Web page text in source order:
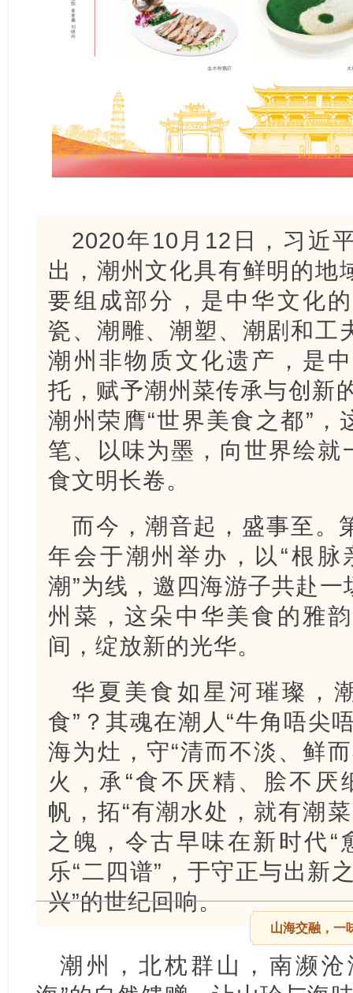
2020年10月12日，习近
出，潮州文化具有鲜明的地
要组成部分，是中华文化
瓷、潮雕、潮塑、潮剧和工
潮州非物质文化遗产，是
托，赋予潮州菜传承与创新
潮州荣膺“世界美食之都”，
笔、以味为墨，向世界绘就
食文明长卷。
而今，潮音起，盛事至。
年会于潮州举办，以“根脉
潮”为线，邀四海游子共赴
州菜，这朵中华美食的雅
间，绽放新的光华。
华夏美食如星河璀璨，
食”？其魂在潮人“牛角唔
海为灶，守“清而不淡、鲜
火，承“食不厌精、脍不厌
帆，拓“有潮水处，就有潮
之魄，令古早味在新时代“
乐“二四谱”，于守正与出新
兴”的世纪回响。
山海交融，一
潮州，北枕群山，南濒